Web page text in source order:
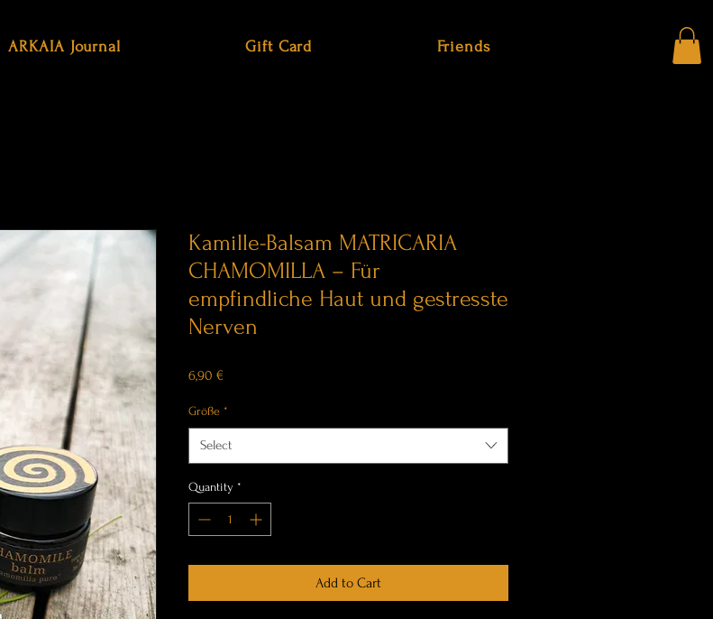
ARKAIA Journal Gift Card Friends
Kamille-Balsam MATRICARIA
CHAMOMILLA – Für
empfindliche Haut und gestresste
Nerven
6,90 €
Größe *
Select
Quantity *
Add to Cart